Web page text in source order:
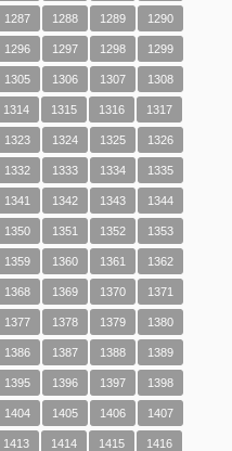
1287 1288 1289 1290
1296 1297 1298 1299
1305 1306 1307 1308
1314 1315 1316 1317
1323 1324 1325 1326
1332 1333 1334 1335
1341 1342 1343 1344
1350 1351 1352 1353
1359 1360 1361 1362
1368 1369 1370 1371
1377 1378 1379 1380
1386 1387 1388 1389
1395 1396 1397 1398
1404 1405 1406 1407
1413 1414 1415 1416